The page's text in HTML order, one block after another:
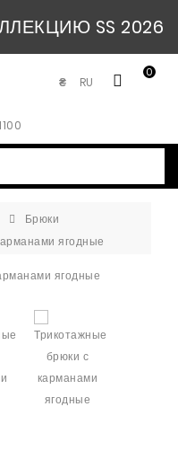
SS 2026
0
RU
₴
Брюки
ягодные